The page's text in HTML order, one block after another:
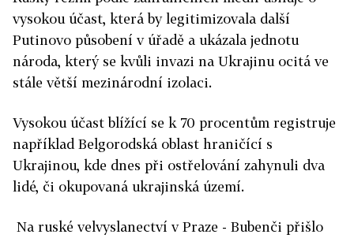
vysokou účast, která by legitimizovala další
Putinovo působení v úřadě a ukázala jednotu
národa, který se kvůli invazi na Ukrajinu ocitá ve
stále větší mezinárodní izolaci.
Vysokou účast blížící se k 70 procentům registruje
například Belgorodská oblast hraničící s
Ukrajinou, kde dnes při ostřelování zahynuli dva
lidé, či okupovaná ukrajinská území.
Na ruské velvyslanectví v Praze - Bubenči přišlo